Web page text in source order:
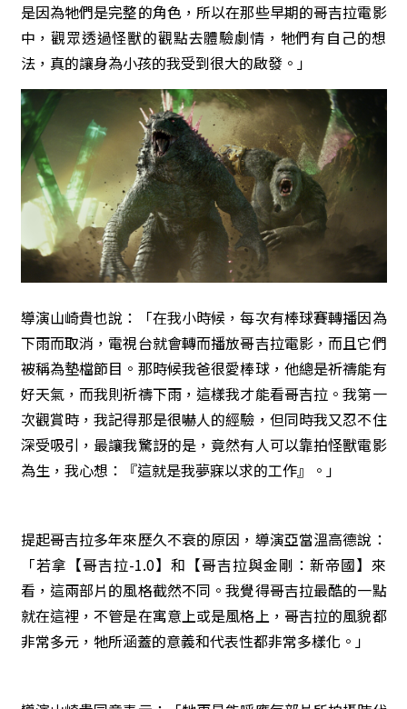
是因為牠們是完整的角色，所以在那些早期的哥吉拉電影
中，觀眾透過怪獸的觀點去體驗劇情，牠們有自己的想
法，真的讓身為小孩的我受到很大的啟發。」
導演山崎貴也說：「在我小時候，每次有棒球賽轉播因為
下雨而取消，電視台就會轉而播放哥吉拉電影，而且它們
被稱為墊檔節目。那時候我爸很愛棒球，他總是祈禱能有
好天氣，而我則祈禱下雨，這樣我才能看哥吉拉。我第一
次觀賞時，我記得那是很嚇人的經驗，但同時我又忍不住
深受吸引，最讓我驚訝的是，竟然有人可以靠拍怪獸電影
為生，我心想：『這就是我夢寐以求的工作』。」
提起哥吉拉多年來歷久不衰的原因，導演亞當溫高德說：
「若拿【哥吉拉-1.0】和【哥吉拉與金剛：新帝國】來
看，這兩部片的風格截然不同。我覺得哥吉拉最酷的一點
就在這裡，不管是在寓意上或是風格上，哥吉拉的風貌都
非常多元，牠所涵蓋的意義和代表性都非常多樣化。」